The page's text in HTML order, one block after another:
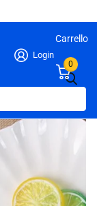
Login
Carrello
0